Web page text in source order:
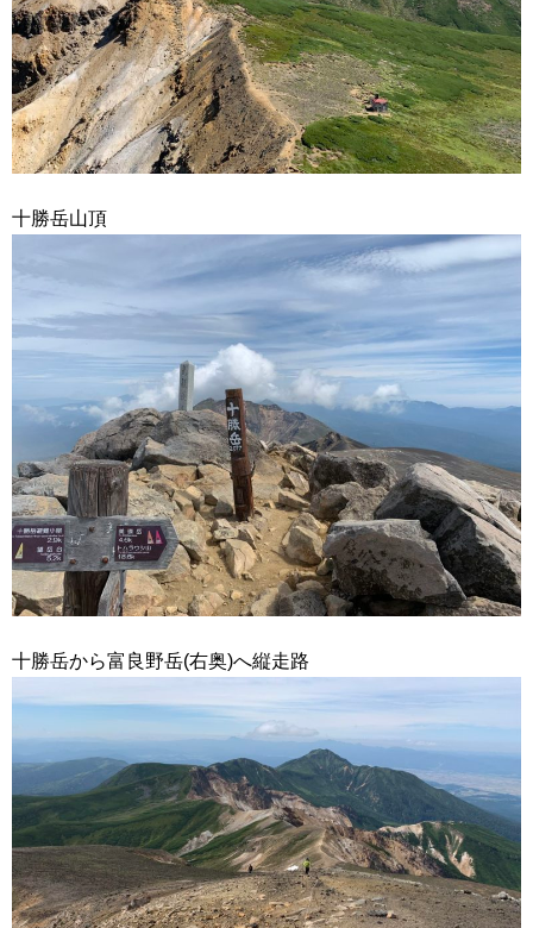
十勝岳山頂
十勝岳から富良野岳(右奥)へ縦走路